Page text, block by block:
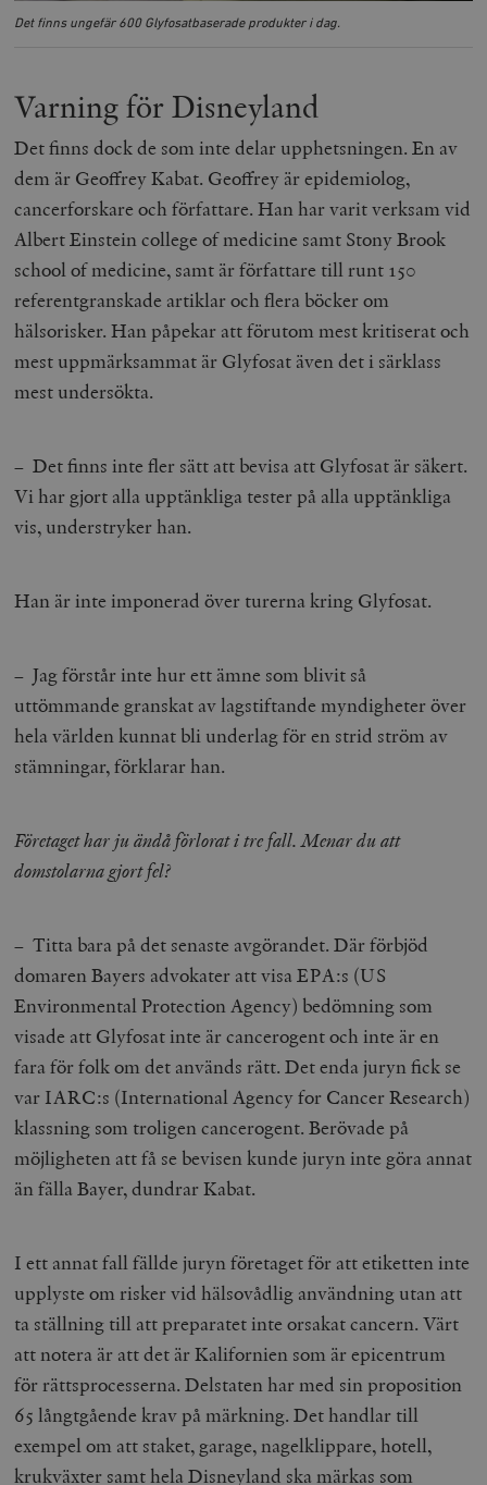
Det finns ungefär 600 Glyfosatbaserade produkter i dag.
Varning för Disneyland
Det finns dock de som inte delar upphetsningen. En av
dem är Geoffrey Kabat. Geoffrey är epidemiolog,
cancerforskare och författare. Han har varit verksam vid
Albert Einstein college of medicine samt Stony Brook
school of medicine, samt är författare till runt 150
referentgranskade artiklar och flera böcker om
hälsorisker. Han påpekar att förutom mest kritiserat och
mest uppmärksammat är Glyfosat även det i särklass
mest undersökta.
– Det finns inte fler sätt att bevisa att Glyfosat är säkert.
Vi har gjort alla upptänkliga tester på alla upptänkliga
vis, understryker han.
Han är inte imponerad över turerna kring Glyfosat.
– Jag förstår inte hur ett ämne som blivit så
uttömmande granskat av lagstiftande myndigheter över
hela världen kunnat bli underlag för en strid ström av
stämningar, förklarar han.
Företaget har ju ändå förlorat i tre fall. Menar du att
domstolarna gjort fel?
– Titta bara på det senaste avgörandet. Där förbjöd
domaren Bayers advokater att visa EPA:s (US
Environmental Protection Agency) bedömning som
visade att Glyfosat inte är cancerogent och inte är en
fara för folk om det används rätt. Det enda juryn fick se
var IARC:s (International Agency for Cancer Research)
klassning som troligen cancerogent. Berövade på
möjligheten att få se bevisen kunde juryn inte göra annat
än fälla Bayer, dundrar Kabat.
I ett annat fall fällde juryn företaget för att etiketten inte
upplyste om risker vid hälsovådlig användning utan att
ta ställning till att preparatet inte orsakat cancern. Värt
att notera är att det är Kalifornien som är epicentrum
för rättsprocesserna. Delstaten har med sin proposition
65 långtgående krav på märkning. Det handlar till
exempel om att staket, garage, nagelklippare, hotell,
krukväxter samt hela Disneyland ska märkas som